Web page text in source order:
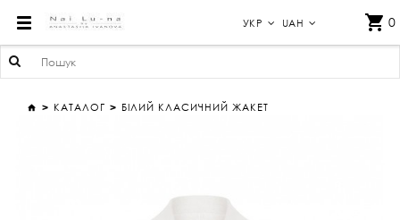
УКР UAH 0
КАТАЛОГ БІЛИЙ КЛАСИЧНИЙ ЖАКЕТ
БІЛИЙ КЛАСИЧНИЙ ЖАКЕТ